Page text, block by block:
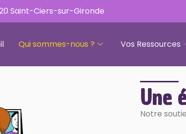
Saint-Ciers-sur-Gironde
Qui sommes-nous ? Vos Ressources
Une
Notre